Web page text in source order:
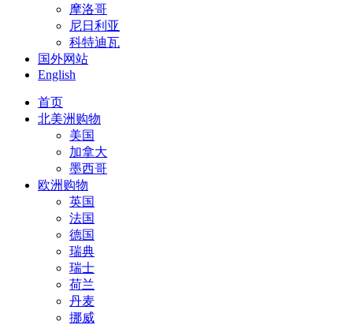
摩洛哥
尼日利亚
科特迪瓦
国外网站
English
首页
北美洲购物
美国
加拿大
墨西哥
欧洲购物
英国
法国
德国
瑞典
瑞士
荷兰
丹麦
挪威